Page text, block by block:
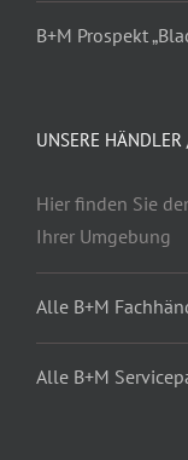
B+M Prospekt
UNSERE HÄNDLER
Hier finden Sie
Ihrer Umgebung
Alle B+M
Alle B+M